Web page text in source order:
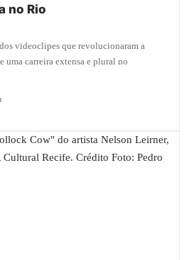
no Rio
videoclipes que revolucionaram a
uma carreira extensa e plural no